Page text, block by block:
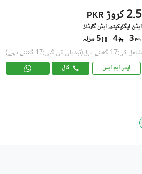
PKR 2.5 کروڑ
ایڈن ایگزیکیٹو, ایڈن گارڈنز
3
4 5 مرلہ
شامل کی:17 گھنٹے پہل (تبدیلی کی گئی:17 گھنٹے پہلے)
ایس ایم ایس کال